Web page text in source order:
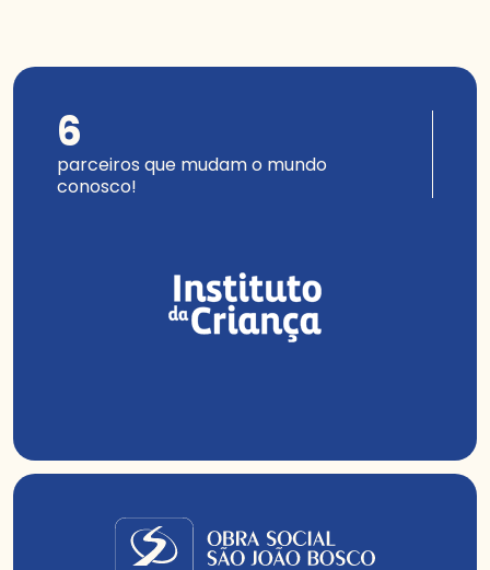
parceiros que mudam o mundo
conosco!
6